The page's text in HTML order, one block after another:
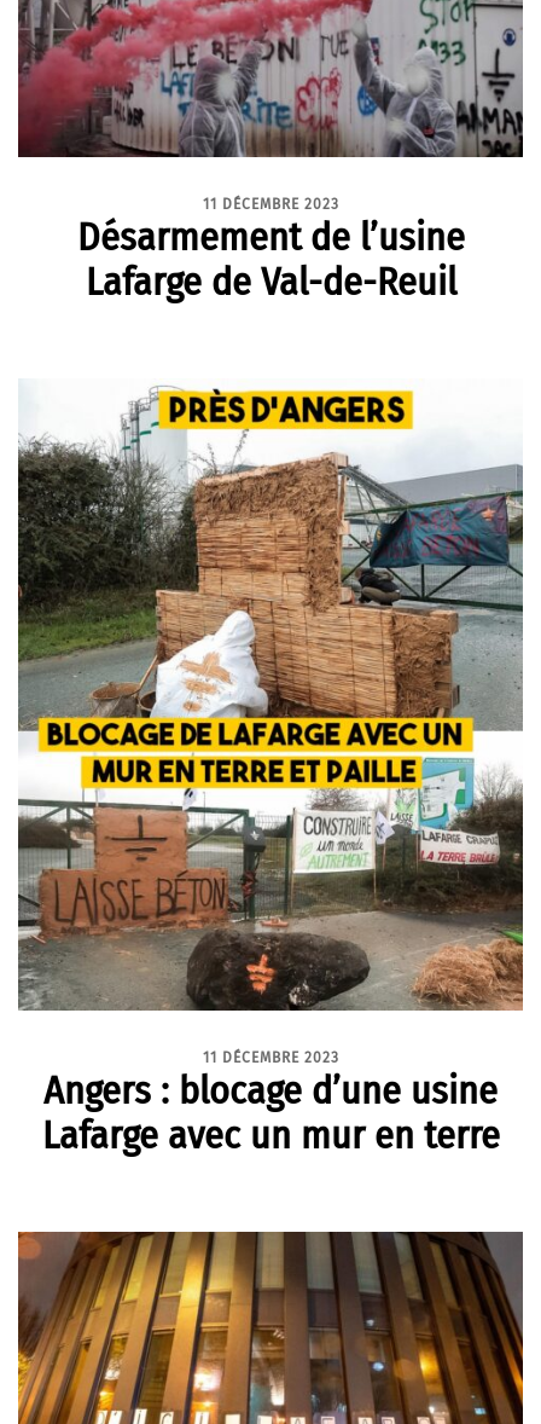
11 DÉCEMBRE 2023
Désarmement de l’usine
Lafarge de Val-de-Reuil
11 DÉCEMBRE 2023
Angers : blocage d’une usine
Lafarge avec un mur en terre